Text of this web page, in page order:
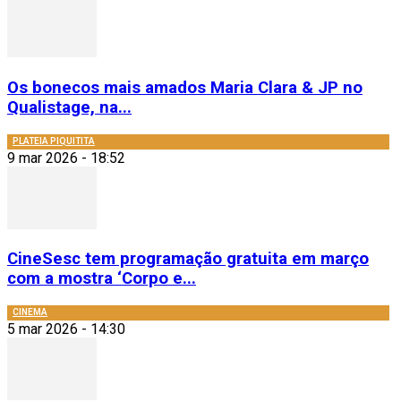
Os bonecos mais amados Maria Clara & JP no
Qualistage, na...
PLATEIA PIQUITITA
9 mar 2026 - 18:52
CineSesc tem programação gratuita em março
com a mostra ‘Corpo e...
CINEMA
5 mar 2026 - 14:30